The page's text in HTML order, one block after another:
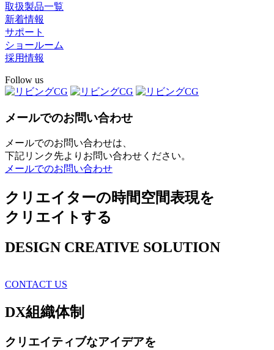
取扱製品一覧
新着情報
サポート
ショールーム
採用情報
Follow us
メールでのお問い合わせ
メールでのお問い合わせは、
下記リンク先よりお問い合わせください。
メールでのお問い合わせ
クリエイターの時間空間表現を
クリエイトする
DESIGN CREATIVE SOLUTION
CONTACT US
DX組織体制
クリエイティブなアイデアを